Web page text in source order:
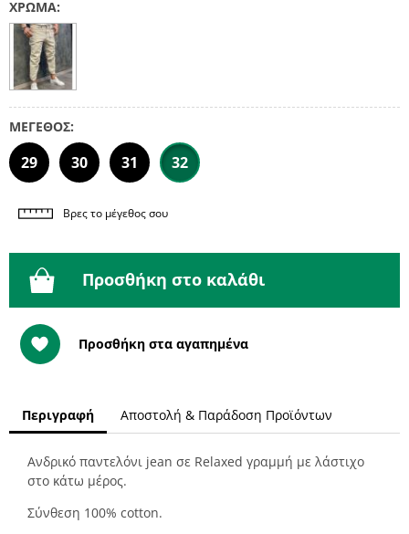
ΧΡΩΜΑ:
ΜΕΓΕΘΟΣ:
29 30 31 32
Βρες το μέγεθος σου
Προσθήκη στο καλάθι
Προσθήκη στα αγαπημένα
Περιγραφή Αποστολή & Παράδοση Προϊόντων
Ανδρικό παντελόνι jean σε Relaxed γραμμή με λάστιχο
στο κάτω μέρος.
Σύνθεση 100% cotton.